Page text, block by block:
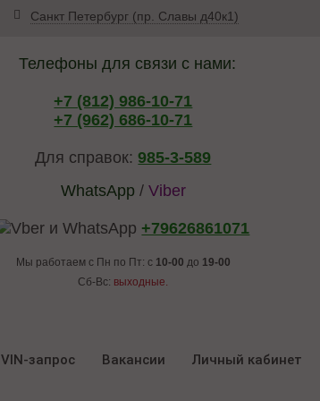
Санкт Петербург (пр. Славы д40к1)
Телефоны для связи с нами:
+7 (812) 986-10-71
+7 (962) 686-10-71
Для справок:985-3-589
WhatsApp / Viber
+79626861071
Мы работаем с Пн по Пт: с 10-00 до 19-00
Сб-Вс: выходные.
VIN-запрос Вакансии Личный кабинет